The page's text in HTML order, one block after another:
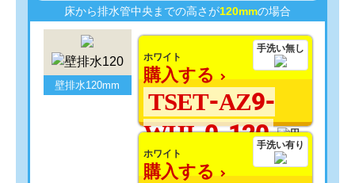
床から排水管中央までの高さが120mmの場合
壁排水120mm
手洗い無し
ホワイト
購入する
TSET-AZ9-
WHI-0-120手洗い有り
ホワイト
購入する